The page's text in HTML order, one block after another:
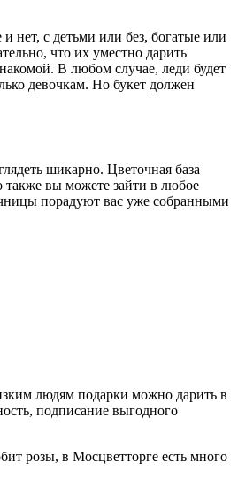
с детьми или без, богатые или
что их уместно дарить
В любом случае, леди будет
девочкам. Но букет должен
шикарно. Цветочная база
также вы можете зайти в любое
порадуют вас уже собранными
людям подарки можно дарить в
подписание выгодного
розы, в Мосцветторге есть много